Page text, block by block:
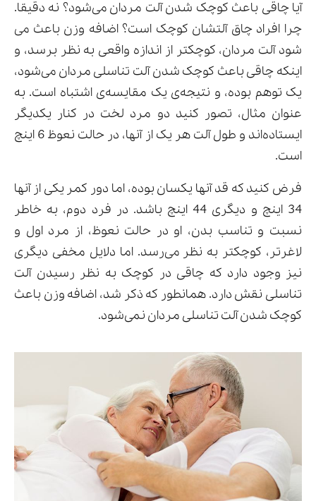
آیا چاقی باعث کوچک شدن آلت مردان می‌شود؟ نه دقیقا.
چرا افراد چاق آلتشان کوچک است؟ اضافه وزن باعث می
شود آلت مردان، کوچکتر از اندازه واقعی به نظر برسد، و
اینکه چاقی باعث کوچک شدن آلت تناسلی مردان می‌شود،
یک توهم بوده، و نتیجه‌ی یک مقایسه‌ی اشتباه است. به
عنوان مثال، تصور کنید دو مرد لخت در کنار یکدیگر
ایستاده‌اند و طول آلت هر یک از آنها، در حالت نعوظ 6 اینچ
است.
فرض کنید که قد آنها یکسان بوده، اما دور کمر یکی از آنها
34 اینچ و دیگری 44 اینچ باشد. در فرد دوم، به خاطر
نسبت و تناسب بدن، او در حالت نعوظ، از مرد اول و
لاغرتر، کوچکتر به نظر می‌رسد. اما دلایل مخفی دیگری
نیز وجود دارد که چاقی در کوچک به نظر رسیدن آلت
تناسلی نقش دارد. همانطور که ذکر شد، اضافه وزن باعث
کوچک شدن آلت تناسلی مردان نمی‌شود.